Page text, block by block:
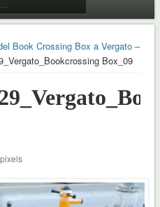
Book Crossing Box a Vergato –
Box_09
pixels